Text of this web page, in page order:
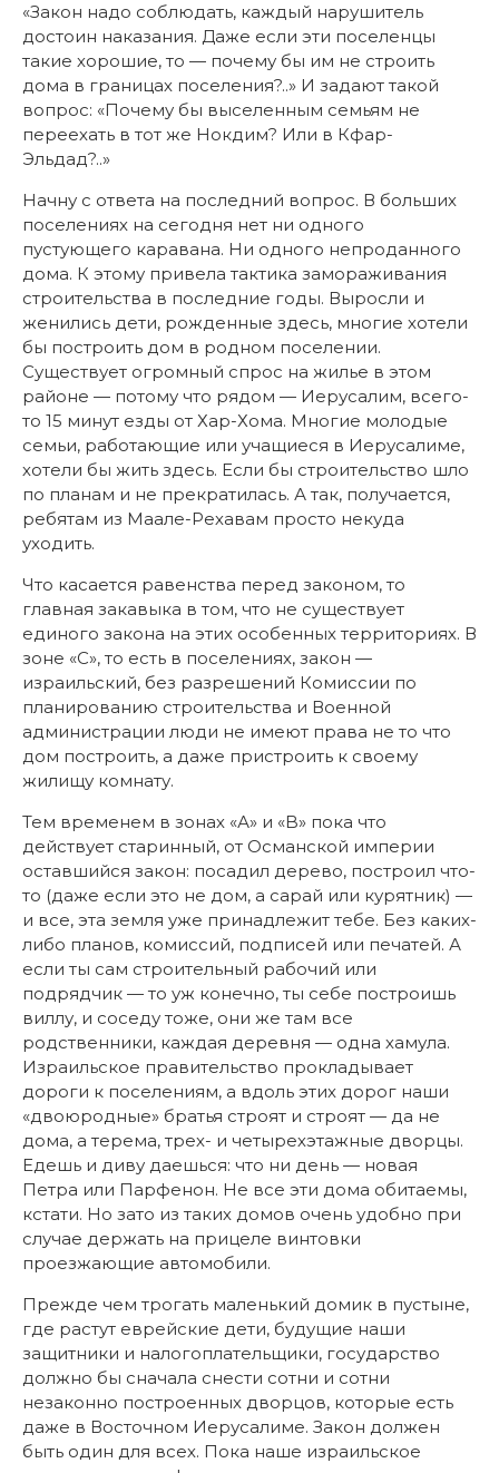
«Закон надо соблюдать, каждый нарушитель
достоин наказания. Даже если эти поселенцы
такие хорошие, то — почему бы им не строить
дома в границах поселения?..» И задают такой
вопрос: «Почему бы выселенным семьям не
переехать в тот же Нокдим? Или в Кфар-
Эльдад?..»
Начну с ответа на последний вопрос. В больших
поселениях на сегодня нет ни одного
пустующего каравана. Ни одного непроданного
дома. К этому привела тактика замораживания
строительства в последние годы. Выросли и
женились дети, рожденные здесь, многие хотели
бы построить дом в родном поселении.
Существует огромный спрос на жилье в этом
районе — потому что рядом — Иерусалим, всего-
то 15 минут езды от Хар-Хома. Многие молодые
семьи, работающие или учащиеся в Иерусалиме,
хотели бы жить здесь. Если бы строительство шло
по планам и не прекратилась. А так, получается,
ребятам из Маале-Рехавам просто некуда
уходить.
Что касается равенства перед законом, то
главная закавыка в том, что не существует
единого закона на этих особенных территориях. В
зоне «С», то есть в поселениях, закон —
израильский, без разрешений Комиссии по
планированию строительства и Военной
администрации люди не имеют права не то что
дом построить, а даже пристроить к своему
жилищу комнату.
Тем временем в зонах «А» и «B» пока что
действует старинный, от Османской империи
оставшийся закон: посадил дерево, построил что-
то (даже если это не дом, а сарай или курятник) —
и все, эта земля уже принадлежит тебе. Без каких-
либо планов, комиссий, подписей или печатей. А
если ты сам строительный рабочий или
подрядчик — то уж конечно, ты себе построишь
виллу, и соседу тоже, они же там все
родственники, каждая деревня — одна хамула.
Израильское правительство прокладывает
дороги к поселениям, а вдоль этих дорог наши
«двоюродные» братья строят и строят — да не
дома, а терема, трех- и четырехэтажные дворцы.
Едешь и диву даешься: что ни день — новая
Петра или Парфенон. Не все эти дома обитаемы,
кстати. Но зато из таких домов очень удобно при
случае держать на прицеле винтовки
проезжающие автомобили.
Прежде чем трогать маленький домик в пустыне,
где растут еврейские дети, будущие наши
защитники и налогоплательщики, государство
должно бы сначала снести сотни и сотни
незаконно построенных дворцов, которые есть
даже в Восточном Иерусалиме. Закон должен
быть один для всех. Пока наше израильское